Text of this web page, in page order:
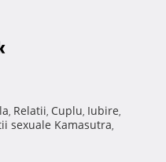
, Relatii, Cuplu, Iubire,
sexuale Kamasutra,